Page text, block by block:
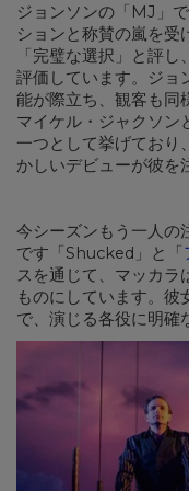
ジョンソンの「MJ」
ションと称賛の嵐を受
「完璧な選択」と評
評価しています。ジョ
能が際立ち、観客も同
マイケル・ジャクソン
一つとして挙げており
かしいデビューが彼を
今シーズンもう一人の
です「Shucked」と「
スを通じて、マッカラ
ものにしています。
で、演じる各役に明確